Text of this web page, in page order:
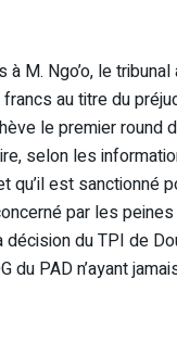
M. Ngo’o, le
au titre du
le premier round
selon les
est sanctionné
par les
décision du TPI de
du PAD n’ayant